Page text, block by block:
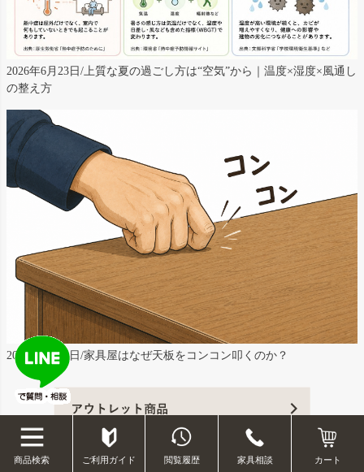
2026年6月23日/上質な夏の過ごし方は“空気”から｜温度×湿度×風通し
の整え方
2026年6月17日/家具屋はなぜ天板をコンコン叩くのか？
商品検索 ご利用ガイド 閲覧履歴 家具相談 カート